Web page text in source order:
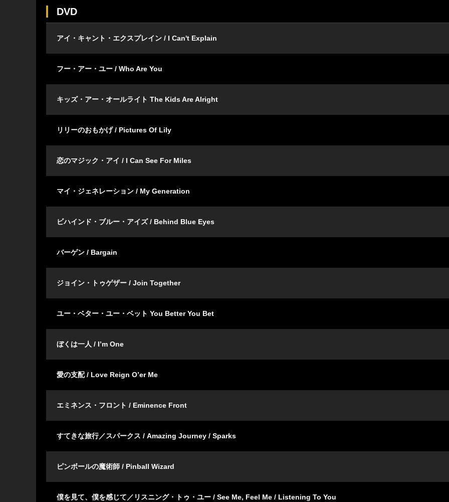
DVD
アイ・キャント・エクスプレイン / I Can't Explain
フー・アー・ユー / Who Are You
キッズ・アー・オールライト The Kids Are Alright
リリーのおもかげ / Pictures Of Lily
恋のマジック・アイ / I Can See For Miles
マイ・ジェネレーション / My Generation
ビハインド・ブルー・アイズ / Behind Blue Eyes
バーゲン / Bargain
ジョイン・トゥゲザー / Join Together
ユー・ベター・ユー・ベット You Better You Bet
ぼくは一人 / I’m One
愛の支配 / Love Reign O’er Me
エミネンス・フロント / Eminence Front
すてきな旅行／スパークス / Amazing Journey / Sparks
ピンボールの魔術師 / Pinball Wizard
僕を見て、僕を感じて／リスニング・トゥ・ユー / See Me, Feel Me / Listening To You